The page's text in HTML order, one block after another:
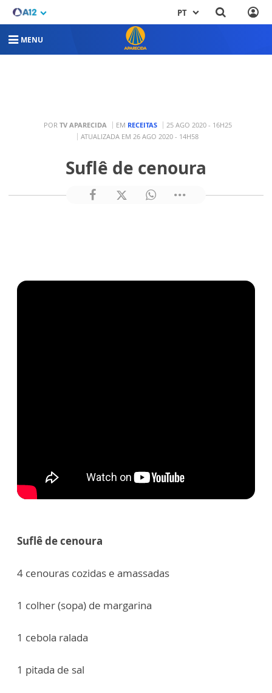
PT
MENU
POR TV APARECIDA EM RECEITAS
25 AGO 2020 - 16H25
ATUALIZADA EM 26 AGO 2020 - 14H58
Suflê de cenoura
Suflê de cenoura
4 cenouras cozidas e amassadas
1 colher (sopa) de margarina
1 cebola ralada
1 pitada de sal